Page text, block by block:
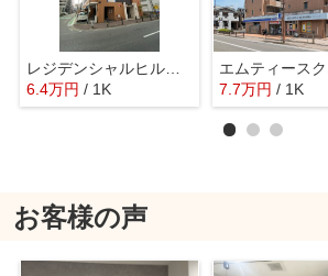
レジデンシャルヒルズ博多南
6.4万円 / 1K
7.7万円 / 1K
お客様の声